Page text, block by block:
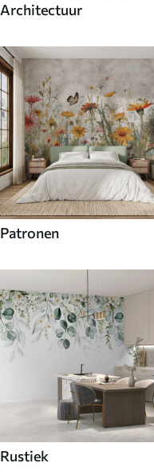
Architectuur
Patronen
Rustiek